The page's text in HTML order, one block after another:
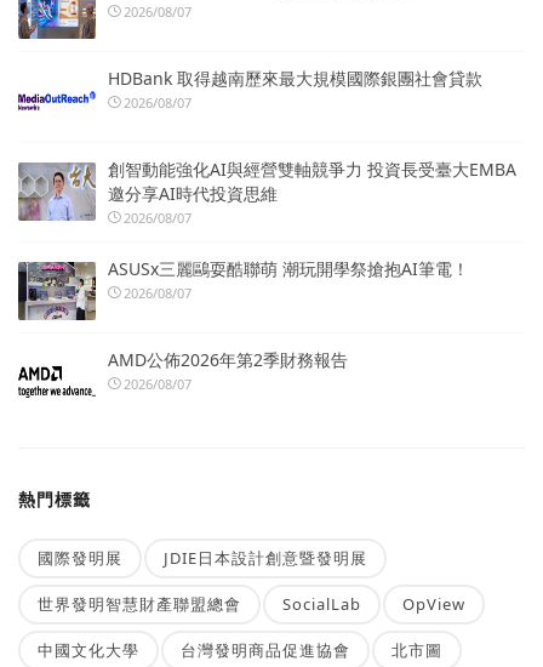
2026/08/07
HDBank 取得越南歷來最大規模國際銀團社會貸款
2026/08/07
創智動能強化AI與經營雙軸競爭力 投資長受臺大EMBA
邀分享AI時代投資思維
2026/08/07
ASUSx三麗鷗耍酷聯萌 潮玩開學祭搶抱AI筆電！
2026/08/07
AMD公佈2026年第2季財務報告
2026/08/07
熱門標籤
國際發明展 JDIE日本設計創意暨發明展
世界發明智慧財產聯盟總會 SocialLab OpView
中國文化大學 台灣發明商品促進協會 北市圖